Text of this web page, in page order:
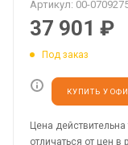
Артикул: 00-
37 901 ₽
Под заказ
КУПИТЬ У
Цена
отличаться от цен в